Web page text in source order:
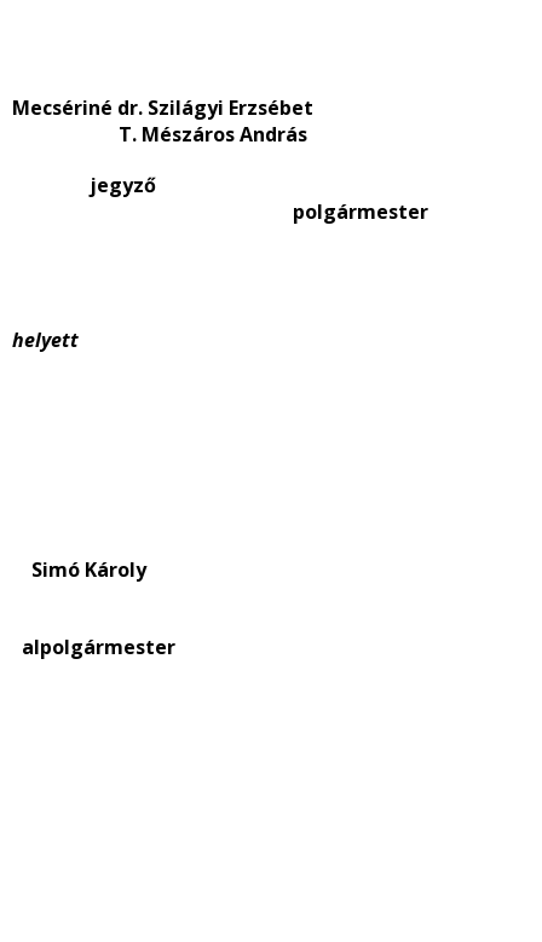
Mecsériné dr. Szilágyi Erzsébet
T. Mészáros András
jegyző
polgármester
helyett
Simó Károly
alpolgármester